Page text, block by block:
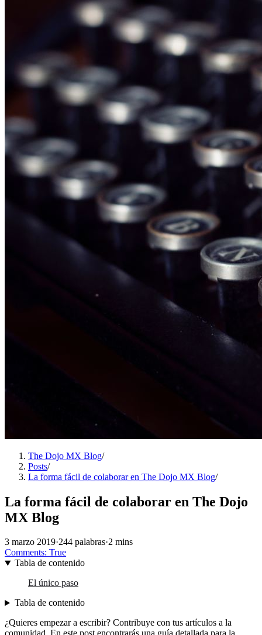
The Dojo MX Blog/
Posts/
La forma fácil de colaborar en The Dojo MX Blog/
La forma fácil de colaborar en The Dojo
MX Blog
3 marzo 2019·244 palabras·2 mins
Comments: True
Tabla de contenido
El único paso
Tabla de contenido
¿Quieres empezar a escribir? Contribuye con tus artículos a la